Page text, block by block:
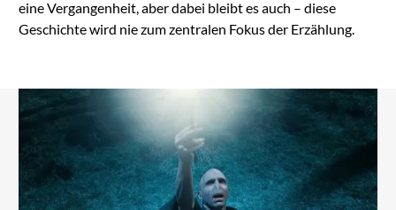
eine Vergangenheit, aber dabei bleibt es auch – diese
Geschichte wird nie zum zentralen Fokus der Erzählung.